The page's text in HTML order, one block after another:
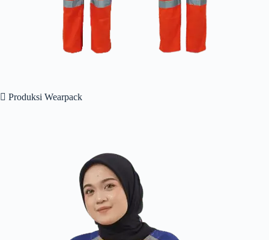
 Produksi Wearpack